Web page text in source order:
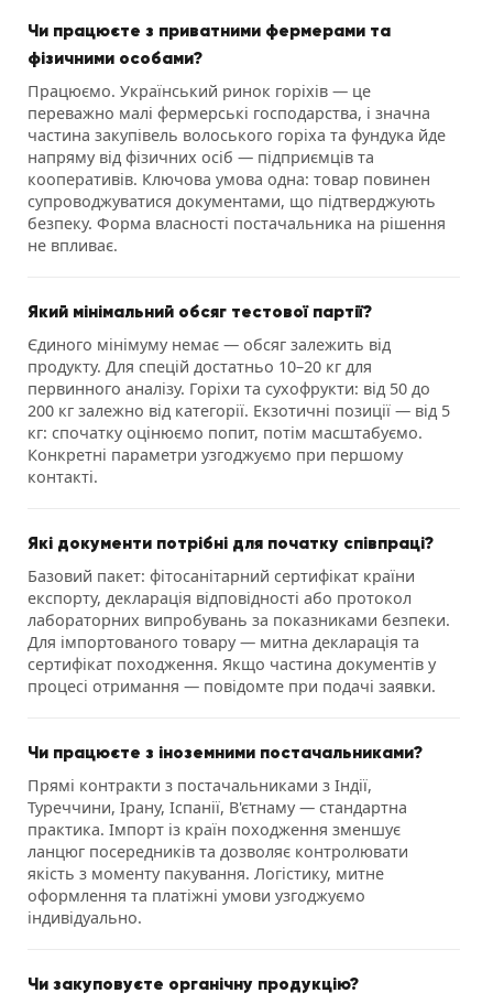
Чи працюєте з приватними фермерами та
фізичними особами?
Працюємо. Український ринок горіхів — це
переважно малі фермерські господарства, і значна
частина закупівель волоського горіха та фундука йде
напряму від фізичних осіб — підприємців та
кооперативів. Ключова умова одна: товар повинен
супроводжуватися документами, що підтверджують
безпеку. Форма власності постачальника на рішення
не впливає.
Який мінімальний обсяг тестової партії?
Єдиного мінімуму немає — обсяг залежить від
продукту. Для спецій достатньо 10–20 кг для
первинного аналізу. Горіхи та сухофрукти: від 50 до
200 кг залежно від категорії. Екзотичні позиції — від 5
кг: спочатку оцінюємо попит, потім масштабуємо.
Конкретні параметри узгоджуємо при першому
контакті.
Які документи потрібні для початку співпраці?
Базовий пакет: фітосанітарний сертифікат країни
експорту, декларація відповідності або протокол
лабораторних випробувань за показниками безпеки.
Для імпортованого товару — митна декларація та
сертифікат походження. Якщо частина документів у
процесі отримання — повідомте при подачі заявки.
Чи працюєте з іноземними постачальниками?
Прямі контракти з постачальниками з Індії,
Туреччини, Ірану, Іспанії, В'єтнаму — стандартна
практика. Імпорт із країн походження зменшує
ланцюг посередників та дозволяє контролювати
якість з моменту пакування. Логістику, митне
оформлення та платіжні умови узгоджуємо
індивідуально.
Чи закуповуєте органічну продукцію?